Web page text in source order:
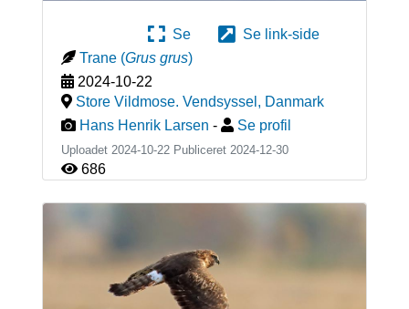
Se
Se link-side
Trane (Grus grus)
2024-10-22
Store Vildmose. Vendsyssel , Danmark
Hans Henrik Larsen - Se profil
Uploadet 2024-10-22 Publiceret 2024-12-30
686